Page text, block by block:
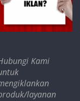
Kami
layanan